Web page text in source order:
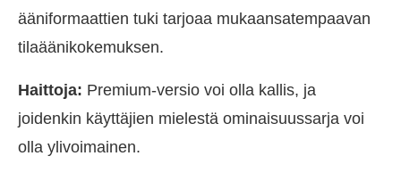
ääniformaattien tuki tarjoaa mukaansatempaavan
tilaäänikokemuksen.
Haittoja: Premium-versio voi olla kallis, ja
joidenkin käyttäjien mielestä ominaisuussarja voi
olla ylivoimainen.